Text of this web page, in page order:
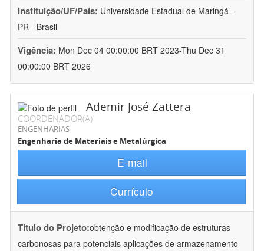
Instituição/UF/País: Universidade Estadual de Maringá -
PR - Brasil
Vigência: Mon Dec 04 00:00:00 BRT 2023-Thu Dec 31
00:00:00 BRT 2026
Ademir José Zattera
COORDENADOR(A)
ENGENHARIAS
Engenharia de Materiais e Metalúrgica
E-mail
Currículo
Título do Projeto:obtenção e modificação de estruturas
carbonosas para potenciais aplicações de armazenamento